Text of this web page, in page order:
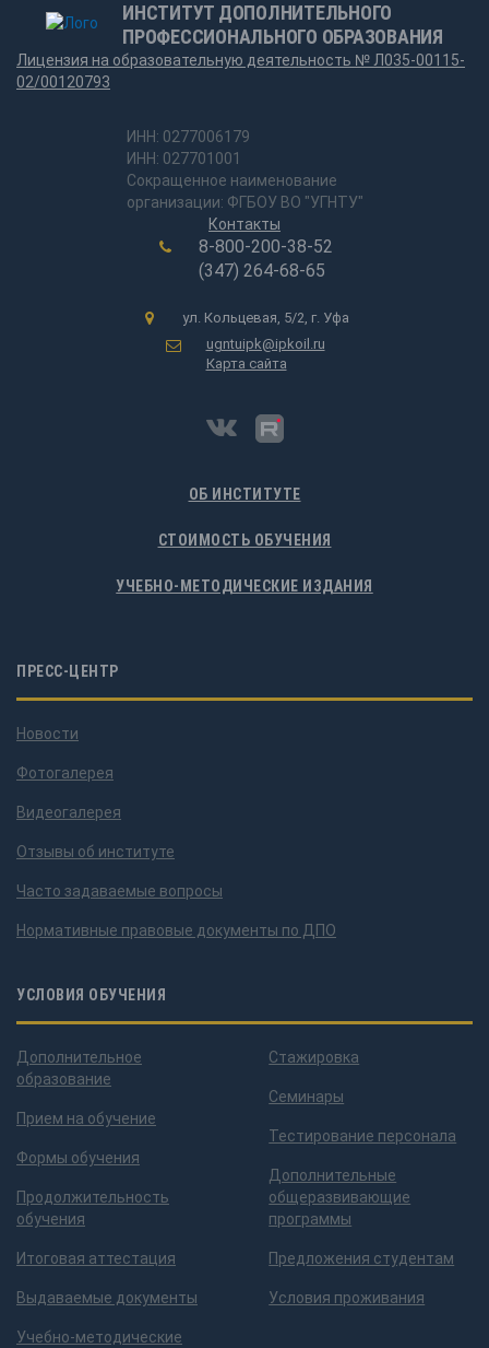
ИНСТИТУТ ДОПОЛНИТЕЛЬНОГО
ПРОФЕССИОНАЛЬНОГО ОБРАЗОВАНИЯ
Лицензия на образовательную деятельность № Л035-00115-
02/00120793
ИНН: 0277006179
ИНН: 027701001
Сокращенное наименование
организации: ФГБОУ ВО "УГНТУ"
Контакты
8-800-200-38-52
(347) 264-68-65
ул. Кольцевая, 5/2, г. Уфа
ugntuipk@ipkoil.ru
Карта сайта
ОБ ИНСТИТУТЕ
СТОИМОСТЬ ОБУЧЕНИЯ
УЧЕБНО-МЕТОДИЧЕСКИЕ ИЗДАНИЯ
ПРЕСС-ЦЕНТР
Новости
Фотогалерея
Видеогалерея
Отзывы об институте
Часто задаваемые вопросы
Нормативные правовые документы по ДПО
УСЛОВИЯ ОБУЧЕНИЯ
Дополнительное
образование
Прием на обучение
Формы обучения
Продолжительность
обучения
Итоговая аттестация
Выдаваемые документы
Учебно-методические
Стажировка
Семинары
Тестирование персонала
Дополнительные
общеразвивающие
программы
Предложения студентам
Условия проживания